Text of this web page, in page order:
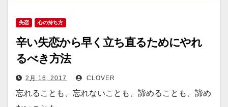
失恋 心の持ち方
辛い失恋から早く立ち直るためにやれ
るべき方法
2月 16, 2017 CLOVER
忘れることも、忘れないことも、諦めることも、諦め